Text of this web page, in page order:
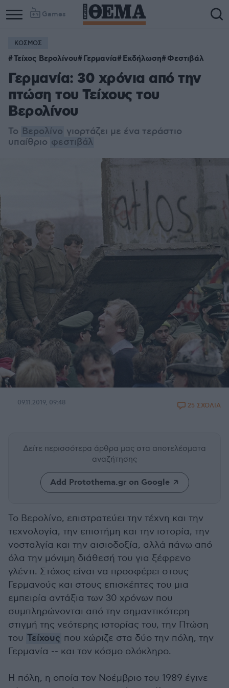
Games
ΚΟΣΜΟΣ
Τείχος Βερολίνου Γερμανία Εκδήλωση Φεστιβάλ
Γερμανία: 30 χρόνια από την
πτώση του Τείχους του
Βερολίνου
Το Βερολίνο γιορτάζει με ένα τεράστιο
υπαίθριο φεστιβάλ
09.11.2019, 09:48 25 ΣΧΟΛΙΑ
Δείτε περισσότερα άρθρα μας στα αποτελέσματα
αναζήτησης
Add Protothema.gr on Google
Το Βερολίνο, επιστρατεύει την τέχνη και την
τεχνολογία, την επιστήμη και την ιστορία, την
νοσταλγία και την αισιοδοξία, αλλά πάνω από
όλα την μόνιμη διάθεσή του για ξέφρενο
γλέντι. Στόχος είναι να προσφέρει στους
Γερμανούς και στους επισκέπτες του μια
εμπειρία αντάξια των 30 χρόνων που
συμπληρώνονται από την σημαντικότερη
στιγμή της νεότερης ιστορίας του, την Πτώση
του Τείχους που χώριζε στα δύο την πόλη, την
Γερμανία -- και τον κόσμο ολόκληρο.
Η πόλη, η οποία τον Νοέμβριο του 1989 έγινε